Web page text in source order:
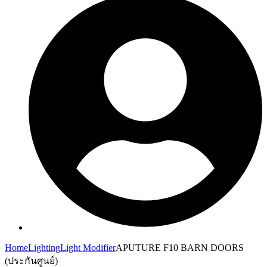
HomeLightingLight ModifierAPUTURE F10 BARN DOORS
(ประกันศูนย์)